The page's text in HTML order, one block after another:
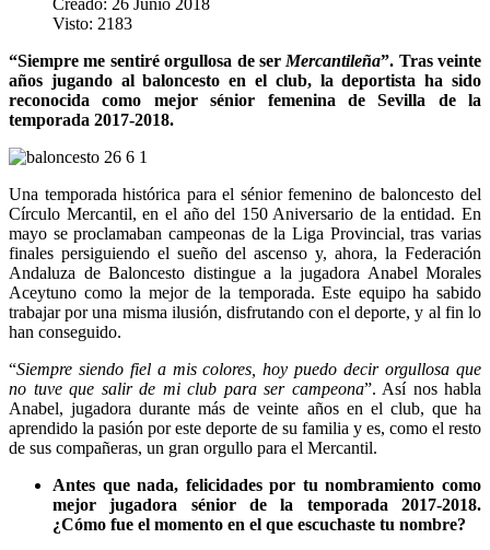
Visto: 2183
“Siempre me sentiré orgullosa de ser Mercantileña”. Tras veinte
años jugando al baloncesto en el club, la deportista ha sido
reconocida como mejor sénior femenina de Sevilla de la
temporada 2017-2018.
Una temporada histórica para el sénior femenino de baloncesto del
Círculo Mercantil, en el año del 150 Aniversario de la entidad. En
mayo se proclamaban campeonas de la Liga Provincial, tras varias
finales persiguiendo el sueño del ascenso y, ahora, la Federación
Andaluza de Baloncesto distingue a la jugadora Anabel Morales
Aceytuno como la mejor de la temporada. Este equipo ha sabido
trabajar por una misma ilusión, disfrutando con el deporte, y al fin lo
han conseguido.
“Siempre siendo fiel a mis colores, hoy puedo decir orgullosa que
no tuve que salir de mi club para ser campeona”. Así nos habla
Anabel, jugadora durante más de veinte años en el club, que ha
aprendido la pasión por este deporte de su familia y es, como el resto
de sus compañeras, un gran orgullo para el Mercantil.
Antes que nada, felicidades por tu nombramiento como
mejor jugadora sénior de la temporada 2017-2018.
¿Cómo fue el momento en el que escuchaste tu nombre?